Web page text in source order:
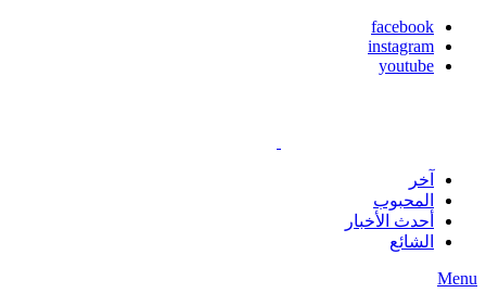
facebook
instagram
youtube
آخر
المحبوب
أحدث الأخبار
الشائع
Menu